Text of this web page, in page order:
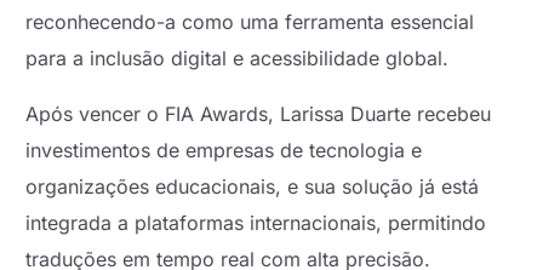
reconhecendo-a como uma ferramenta essencial
para a inclusão digital e acessibilidade global.
Após vencer o FIA Awards, Larissa Duarte recebeu
investimentos de empresas de tecnologia e
organizações educacionais, e sua solução já está
integrada a plataformas internacionais, permitindo
traduções em tempo real com alta precisão.